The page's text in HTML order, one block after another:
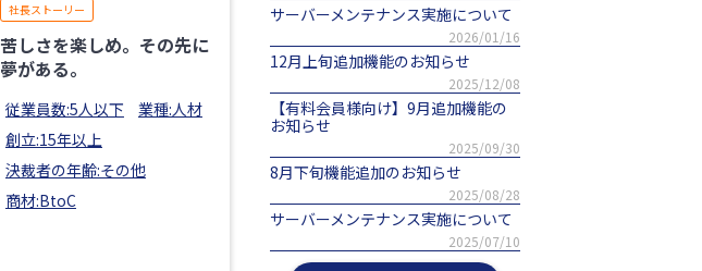
社長ストーリー
苦しさを楽しめ。その先に
夢がある。
従業員数:5人以下
業種:人材
創立:15年以上
決裁者の年齢:その他
商材:BtoC
サーバーメンテナンス実施について
2026/01/16
12月上旬追加機能のお知らせ
2025/12/08
【有料会員様向け】9月追加機能の
お知らせ
2025/09/30
8月下旬機能追加のお知らせ
2025/08/28
サーバーメンテナンス実施について
2025/07/10